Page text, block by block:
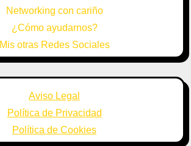
Networking con cariño
¿Cómo ayudarnos?
Mis otras Redes Sociales
Aviso Legal
Política de Privacidad
Política de Cookies